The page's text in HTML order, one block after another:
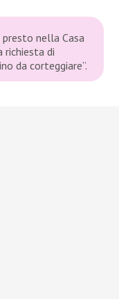
nella Casa
richiesta di
da corteggiare”.